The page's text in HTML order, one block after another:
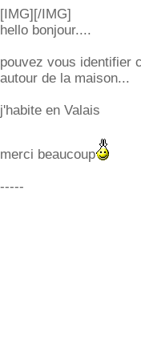
[IMG][/IMG]
hello bonjour....
pouvez vous identifier
autour de la maison...
j'habite en Valais
merci beaucoup
-----